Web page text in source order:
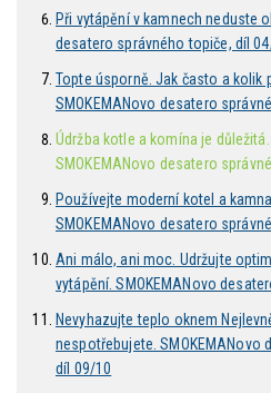
Při vytápění v kamnech neduste
desatero správného topiče, díl
Topte úsporně. Jak často a kolik
SMOKEMANovo desatero
Údržba kotle a komína je
SMOKEMANovo desatero
Používejte moderní kotel a
SMOKEMANovo desatero
Ani málo, ani moc. Udržujte
vytápění. SMOKEMANovo
Nevyhazujte teplo oknem
nespotřebujete. SMOKEMANovo
díl 09/10